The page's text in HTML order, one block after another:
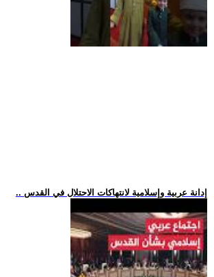
.. إدانة عربية وإسلامية لانتهاكات الاحتلال في القدس